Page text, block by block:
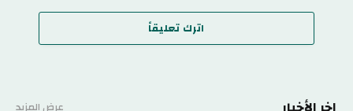
اترك تعليقاً